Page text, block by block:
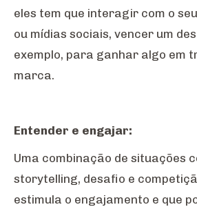
eles tem que interagir com o
ou mídias sociais, vencer um
exemplo, para ganhar algo em
marca.
Entender e engajar:
Uma combinação de situações
storytelling, desafio e
estimula o engajamento e que